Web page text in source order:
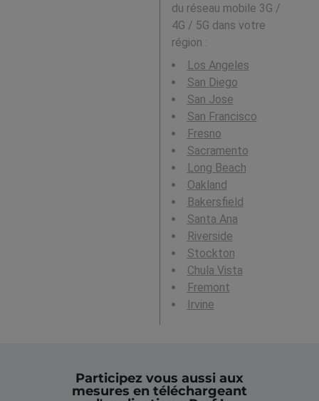
du réseau mobile 3G /
4G / 5G dans votre
région :
Los Angeles
San Diego
San Jose
San Francisco
Fresno
Sacramento
Long Beach
Oakland
Bakersfield
Santa Ana
Riverside
Stockton
Chula Vista
Fremont
Irvine
Participez vous aussi aux
mesures en téléchargeant